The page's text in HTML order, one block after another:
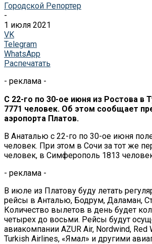
Городской Репортер
-
1 июля 2021
VK
Telegram
WhatsApp
Распечатать
- реклама -
С 22-го по 30-ое июня из Ростова в
7771 человек. Об этом сообщает
аэропорта Платов.
В Анаталью с 22-го по 30-ое июня
человек. При этом в Сочи за тот же
человек, в Симферополь 1813
- реклама -
В июле из Платову буду летать
рейсы в Анталью, Бодрум, Даламан,
Количество вылетов в день будет
четырех до восьми. Рейсы будут
авиакомпании AZUR Air, Nordwind, Red
Turkish Airlines, «Ямал» и другими